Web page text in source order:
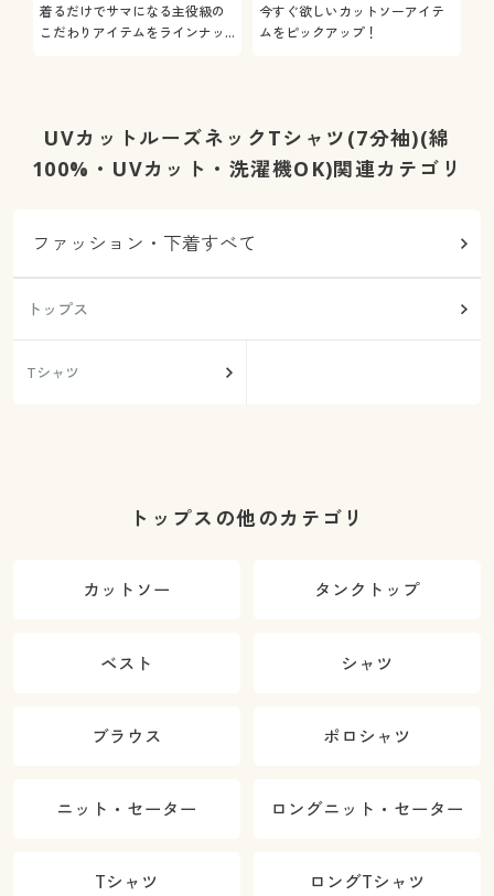
着るだけでサマになる主役級の
こだわりアイテムをラインナッ
今すぐ欲しいカットソーアイテ
ムをピックアップ！
UVカットルーズネックTシャツ(7分袖)(綿
100%・UVカット・洗濯機OK)関連カテゴリ
ファッション・下着すべて
トップス
Tシャツ
トップスの他のカテゴリ
カットソー タンクトップ
ベスト シャツ
ブラウス ポロシャツ
ニット・セーター ロングニット・セーター
Tシャツ ロングTシャツ